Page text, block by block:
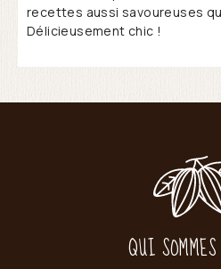
recettes aussi savoureuses
Délicieusement chic !
QUI